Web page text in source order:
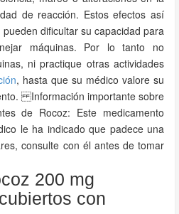
de reacción. Estos efectos así
dificultar su capacidad para
máquinas. Por lo tanto no
ni practique otras actividades
, hasta que su médico valore su
Información importante sobre
de Rocoz: Este medicamento
le ha indicado que padece una
consulte con él antes de tomar
200 mg
con